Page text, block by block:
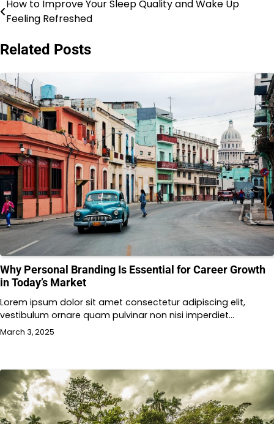
Post
navigation
How to Improve Your Sleep Quality and Wake Up
Feeling Refreshed
Related Posts
Why Personal Branding Is Essential for Career Growth
in Today’s Market
Lorem ipsum dolor sit amet consectetur adipiscing elit,
vestibulum ornare quam pulvinar non nisi imperdiet…
March 3, 2025